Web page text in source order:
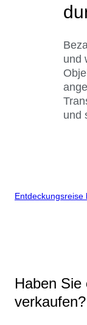
und
und
Entdeckungsreise
Haben Sie
verkaufen?